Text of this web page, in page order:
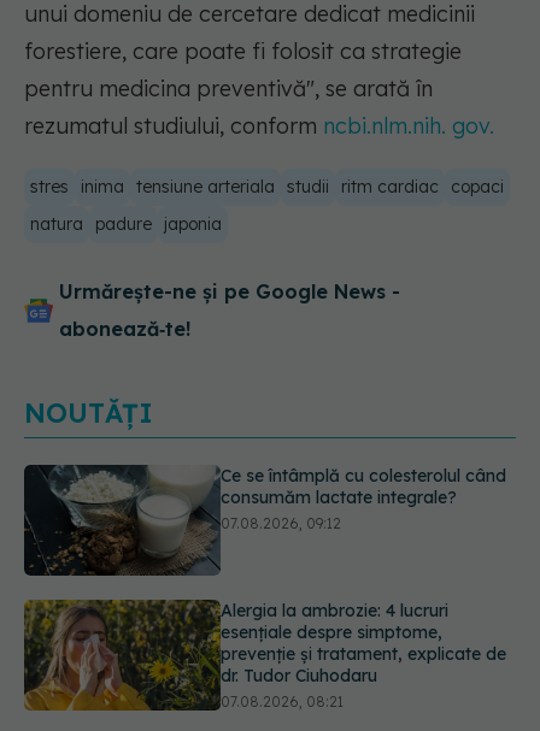
unui domeniu de cercetare dedicat medicinii
forestiere, care poate fi folosit ca strategie
pentru medicina preventivă", se arată în
rezumatul studiului, conform ncbi.nlm.nih. gov.
stres inima tensiune arteriala studii ritm cardiac
copaci
natura
padure japonia
Urmărește-ne și pe Google News -
abonează‑te!
NOUTĂȚI
Alergia la ambrozie: 4 lucruri
esențiale despre simptome,
EXCLUSIV Brahiterapie vs
radioterapie externă în cancerul
ginecologic. Dr. Sorin Bogdan
(SANADOR) explică diferența și